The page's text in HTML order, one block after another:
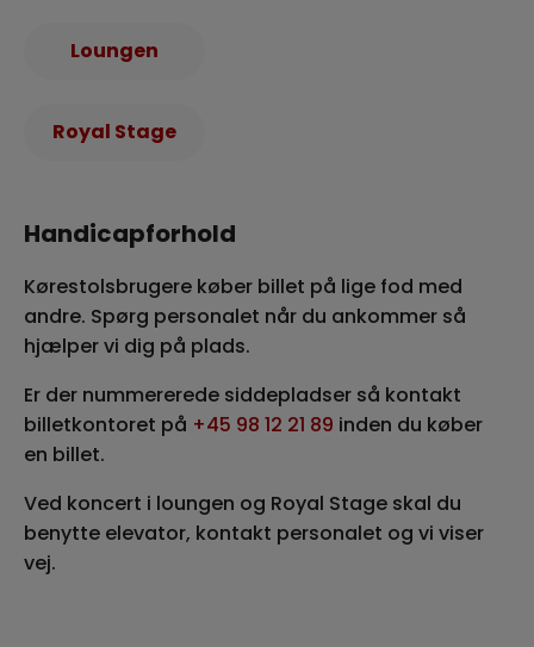
Loungen
Royal Stage
Handicapforhold
Kørestolsbrugere køber billet på lige fod med
andre. Spørg personalet når du ankommer så
hjælper vi dig på plads.
Er der nummererede siddepladser så kontakt
billetkontoret på +45 98 12 21 89 inden du køber
en billet.
Ved koncert i loungen og Royal Stage skal du
benytte elevator, kontakt personalet og vi viser
vej.